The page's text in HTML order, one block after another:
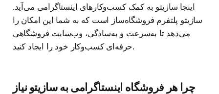
اینجا سازیتو به کمک کسب‌وکارهای اینستاگرامی می‌آید.
سازیتو پلتفرم فروشگاه‌ساز است که به شما این امکان را
می‌دهد تا به‌سرعت و به‌سادگی، وب‌سایت فروشگاهی
حرفه‌ای کسب‌وکار خود را ایجاد کنید.
چرا هر فروشگاه اینستاگرامی به سازیتو نیاز